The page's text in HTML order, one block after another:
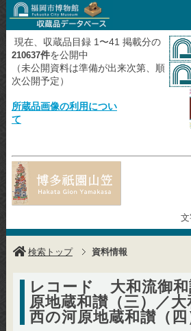
現在、収蔵品目録 1〜41 掲載分の
210637件を公開中
（未公開資料は準備が出来次第、順
次公開予定）
所蔵品画像の利用につい
て
文
検索トップ 資料情報
レコード 大和流御
原地蔵和讃（三）／
西の河原地蔵和讃（四